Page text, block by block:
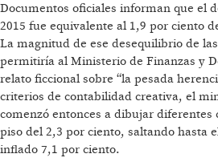
Documentos oficiales informan que el
2015 fue equivalente al 1,9 por ciento
La magnitud de ese desequilibrio de
permitiría al Ministerio de Finanzas y
relato ficcional sobre “la pesada
criterios de contabilidad creativa, el
comenzó entonces a dibujar
piso del 2,3 por ciento, saltando hasta
inflado 7,1 por ciento.